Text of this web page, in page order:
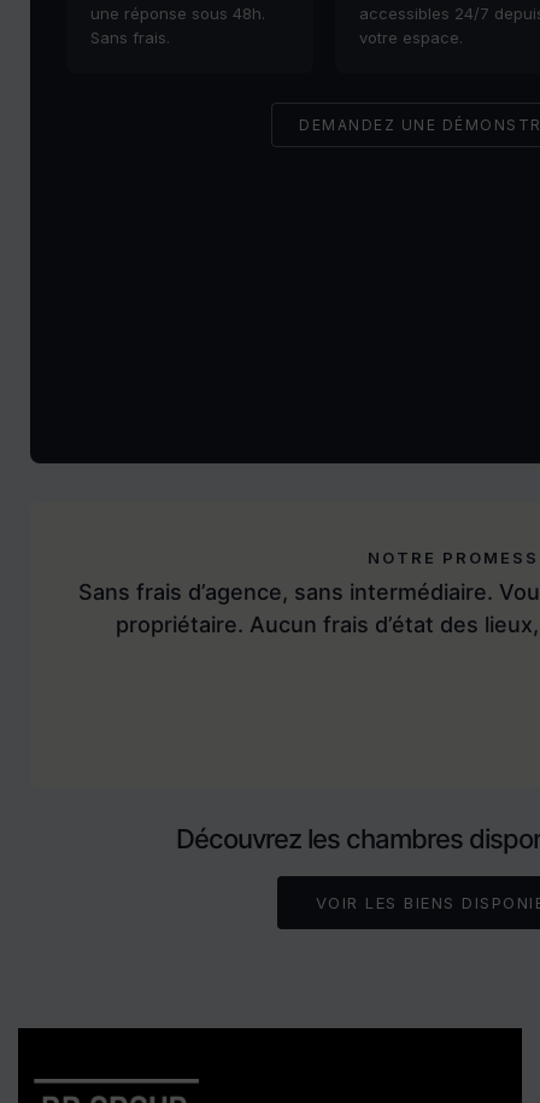
une réponse sous 48h.
Sans frais.
accessibles 24/7
votre espace.
DEMANDEZ UNE
NOTRE
Sans frais d’agence, sans intermédiaire.
propriétaire. Aucun frais d’état des
Découvrez les chambres
VOIR LES BIENS